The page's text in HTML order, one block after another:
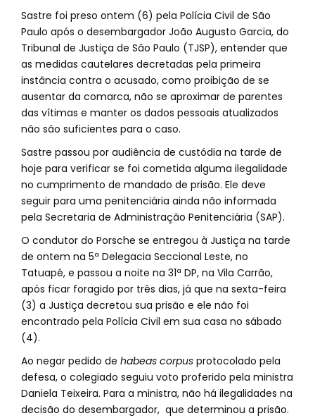
Sastre foi preso ontem (6) pela Polícia Civil de São
Paulo após o desembargador João Augusto Garcia, do
Tribunal de Justiça de São Paulo (TJSP), entender que
as medidas cautelares decretadas pela primeira
instância contra o acusado, como proibição de se
ausentar da comarca, não se aproximar de parentes
das vítimas e manter os dados pessoais atualizados
não são suficientes para o caso.
Sastre passou por audiência de custódia na tarde de
hoje para verificar se foi cometida alguma ilegalidade
no cumprimento de mandado de prisão. Ele deve
seguir para uma penitenciária ainda não informada
pela Secretaria de Administração Penitenciária (SAP).
O condutor do Porsche se entregou à Justiça na tarde
de ontem na 5ª Delegacia Seccional Leste, no
Tatuapé, e passou a noite na 31ª DP, na Vila Carrão,
após ficar foragido por três dias, já que na sexta-feira
(3) a Justiça decretou sua prisão e ele não foi
encontrado pela Polícia Civil em sua casa no sábado
(4).
Ao negar pedido de habeas corpus protocolado pela
defesa, o colegiado seguiu voto proferido pela ministra
Daniela Teixeira. Para a ministra, não há ilegalidades na
decisão do desembargador, que determinou a prisão.